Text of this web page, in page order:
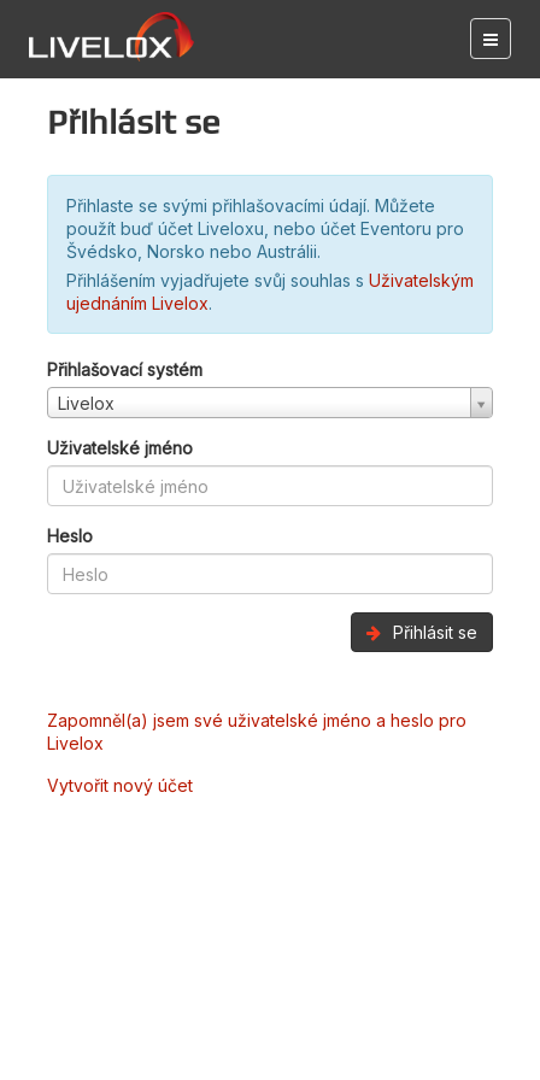
Přihlásit se
Přihlaste se svými přihlašovacími údají. Můžete
použít buď účet Liveloxu, nebo účet Eventoru pro
Švédsko, Norsko nebo Austrálii.
Přihlášením vyjadřujete svůj souhlas s Uživatelským
ujednáním Livelox.
Přihlašovací systém
Livelox
Uživatelské jméno
Heslo
Přihlásit se
Zapomněl(a) jsem své uživatelské jméno a heslo pro
Livelox
Vytvořit nový účet